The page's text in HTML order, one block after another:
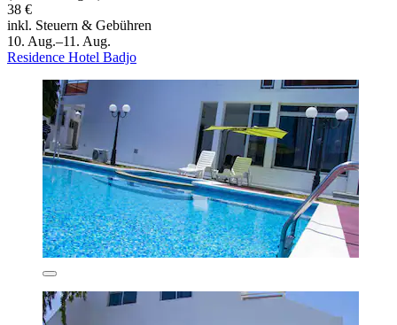
38 €
inkl. Steuern & Gebühren
10. Aug.–11. Aug.
Residence Hotel Badjo